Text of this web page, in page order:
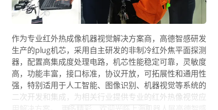
作为专业红外热成像机器视觉解决方案商，高德智感研发
生产的plug机芯，采用自主研发的非制冷红外焦平面探测
器，配置高集成度处理电路，机芯性能稳定可靠，灵敏度
高，功能丰富，接口标准，协议开放，可拓展性和通用性
强，特别适用于人工智能、图像识别、机器视觉等系统的
二次开发和集成，为相关行业提供专业的红外热像视觉应